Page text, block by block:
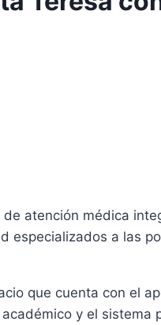
atención médica
especializados a las
que cuenta con el
y el sistema